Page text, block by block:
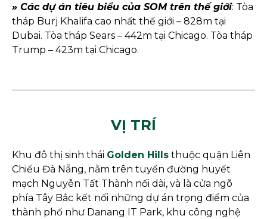
» Các dự án tiêu biểu của SOM trên thế giới: Tòa
tháp Burj Khalifa cao nhất thế giới – 828m tại
Dubai. Tòa tháp Sears – 442m tại Chicago. Tòa tháp
Trump – 423m tại Chicago.
VỊ TRÍ
Khu đô thị sinh thái Golden Hills thuộc quận Liên
Chiểu Đà Nẵng, nằm trên tuyến đường huyết
mạch Nguyễn Tất Thành nối dài, và là cửa ngõ
phía Tây Bắc kết nối những dự án trọng điểm của
thành phố như Danang IT Park, khu công nghệ